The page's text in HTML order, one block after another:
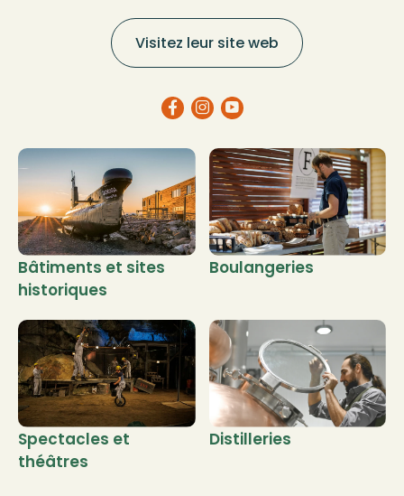
Visitez leur site web
Bâtiments et sites
historiques
Boulangeries
Spectacles et
théâtres
Distilleries